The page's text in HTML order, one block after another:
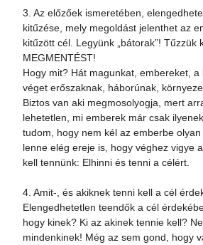
3. Az előzőek ismeretében,
kitűzése, mely megoldást jelenthet az
kitűzött cél. Legyünk „bátorak”! Tűzzük
MEGMENTÉST!
Hogy mit? Hát magunkat, embereket, a
véget erőszaknak, háborúnak,
Biztos van aki megmosolyogja, mert
lehetetlen, mi emberek már csak
tudom, hogy nem kél az emberbe
lenne elég ereje is, hogy véghez vigye
kell tennünk: Elhinni és tenni a célért.
4. Amit-, és akiknek tenni kell a cél
Elengedhetetlen teendők a cél
hogy kinek? Ki az akinek tennie kell?
mindenkinek! Még az sem gond, hogy